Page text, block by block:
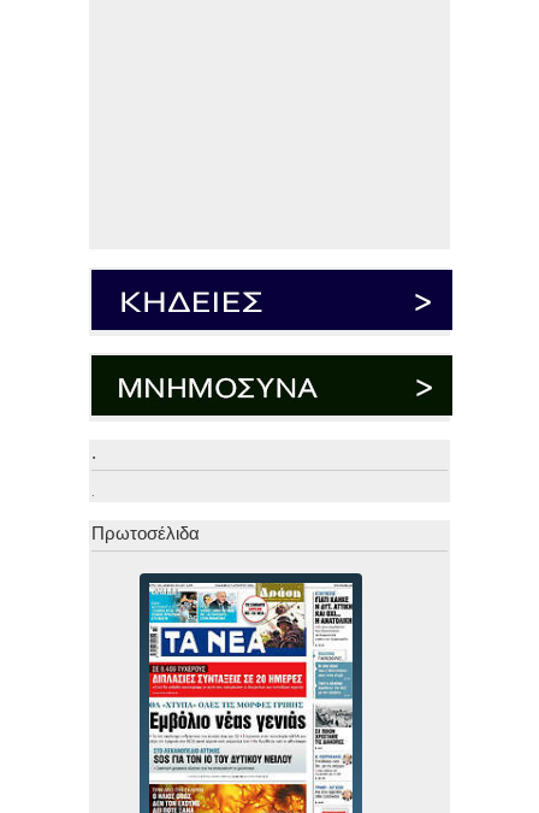
.
.
Πρωτοσέλιδα